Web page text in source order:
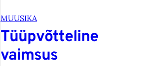
MUUSIKA
Tüüpvõtteline
vaimsus